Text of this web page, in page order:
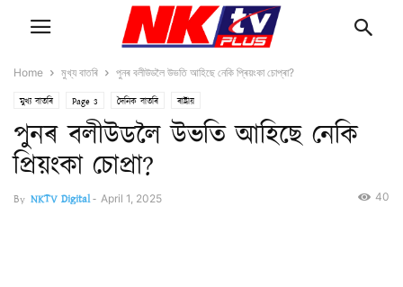
Home মুখ্য বাতৰি পুনৰ বলীউডলৈ উভতি আহিছে নেকি প্ৰিয়ংকা চোপ্ৰা?
মুখ্য বাতৰি Page 3 দৈনিক বাতৰি ৰাষ্ট্ৰীয়
পুনৰ বলীউডলৈ উভতি আহিছে নেকি
প্ৰিয়ংকা চোপ্ৰা?
By NKTV Digital- April 1, 2025 40